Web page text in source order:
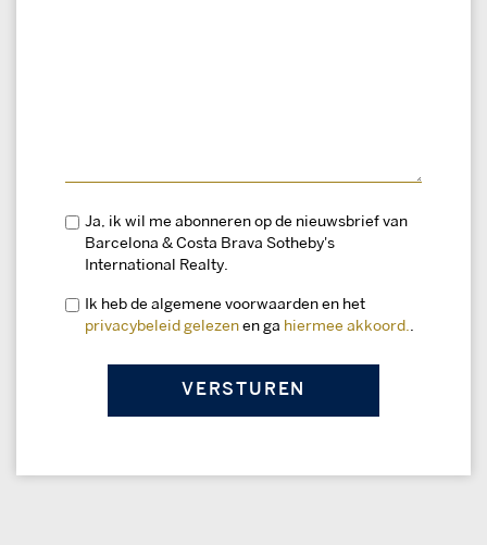
Ja, ik wil me abonneren op de nieuwsbrief van
Barcelona & Costa Brava Sotheby's
International Realty.
Ik heb de algemene voorwaarden en het
privacybeleid gelezen en ga hiermee akkoord.